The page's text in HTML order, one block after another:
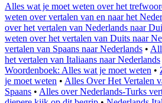
Alles wat je moet weten over het
weten over vertalen van en naar het
over het vertalen van Nederlands naar
weten over het vertalen van Duits naar
vertalen van Spaans naar Nederlands •
het vertalen van Italiaans naar Nederlands
Woordenboek: Alles wat je moet weten •
je moet weten • Alles Over Het Vertalen
Spaans • Alles over Nederlands-Turks